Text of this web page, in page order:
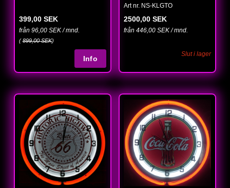
399,00 SEK
från 96,00 SEK / mnd.
(899,00 SEK)
Art nr. NS-KLGTO
2500,00 SEK
från 446,00 SEK / mnd.
Slut i lager